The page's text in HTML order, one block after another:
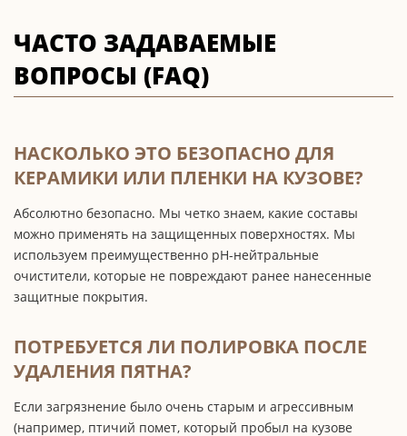
ЧАСТО ЗАДАВАЕМЫЕ
ВОПРОСЫ (FAQ)
НАСКОЛЬКО ЭТО БЕЗОПАСНО ДЛЯ
КЕРАМИКИ ИЛИ ПЛЕНКИ НА КУЗОВЕ?
Абсолютно безопасно. Мы четко знаем, какие составы
можно применять на защищенных поверхностях. Мы
используем преимущественно pH-нейтральные
очистители, которые не повреждают ранее нанесенные
защитные покрытия.
ПОТРЕБУЕТСЯ ЛИ ПОЛИРОВКА ПОСЛЕ
УДАЛЕНИЯ ПЯТНА?
Если загрязнение было очень старым и агрессивным
(например, птичий помет, который пробыл на кузове